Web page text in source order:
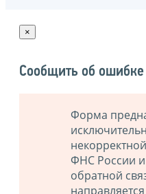
×
Сообщить об ошибке
Форма
ФНС России и
обратной